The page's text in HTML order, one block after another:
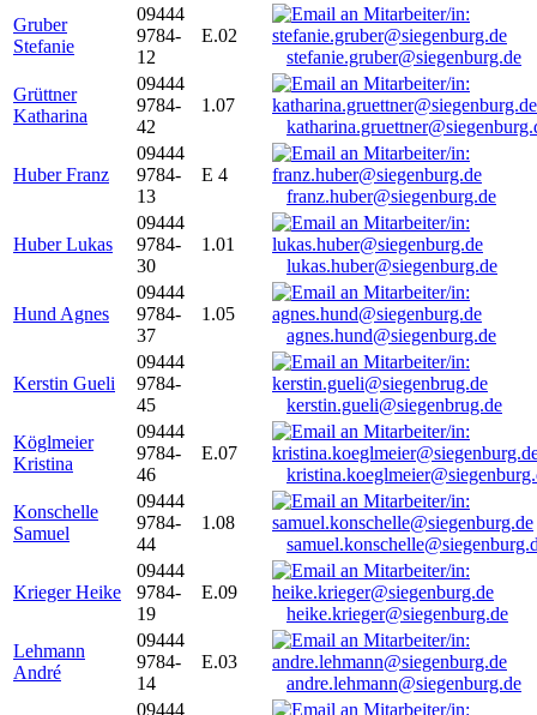
Gruber
Stefanie
09444
9784-
12
E.02
stefanie.gruber@siegenburg.de
Grüttner
Katharina
09444
9784-
42
1.07
Huber Franz
09444
9784-
13
E 4
franz.huber@siegenburg.de
Huber Lukas
09444
9784-
30
1.01
lukas.huber@siegenburg.de
Hund Agnes
09444
9784-
37
1.05
agnes.hund@siegenburg.de
Kerstin Gueli
09444
9784-
45
kerstin.gueli@siegenbrug.de
Köglmeier
Kristina
09444
9784-
46
E.07
Konschelle
Samuel
09444
9784-
44
1.08
Krieger Heike
09444
9784-
19
E.09
heike.krieger@siegenburg.de
Lehmann
André
09444
9784-
14
E.03
andre.lehmann@siegenburg.de
09444